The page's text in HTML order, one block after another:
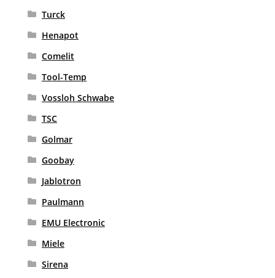
Turck
Henapot
Comelit
Tool-Temp
Vossloh Schwabe
TSC
Golmar
Goobay
Jablotron
Paulmann
EMU Electronic
Miele
Sirena